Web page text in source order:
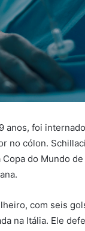
anos, foi
no cólon.
do Mundo
com seis
na Itália. Ele